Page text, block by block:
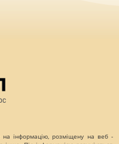
на інформацію, розміщену на веб -